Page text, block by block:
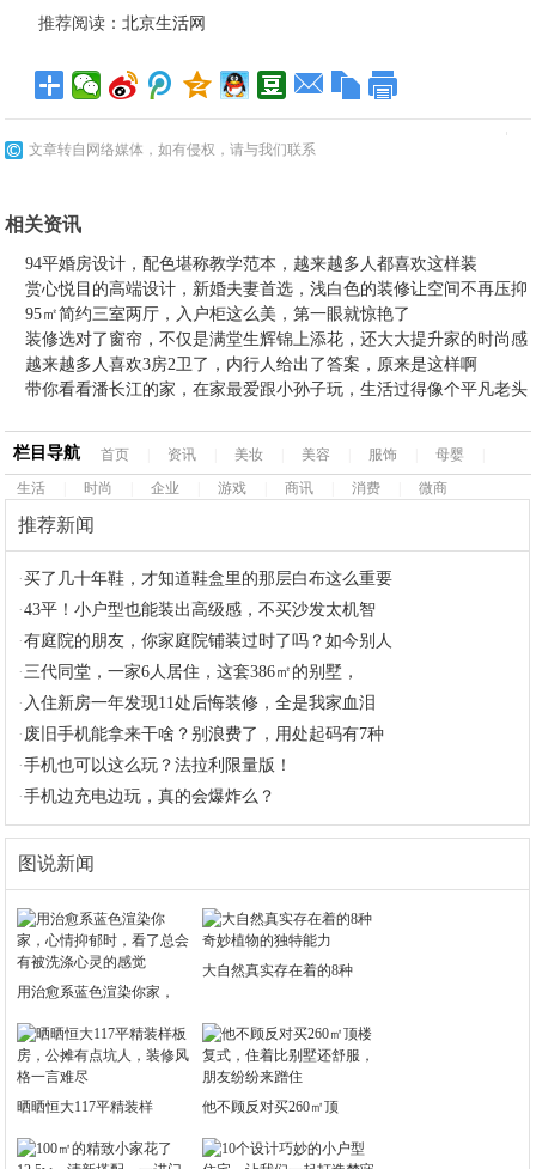
推荐阅读：北京生活网
文章转自网络媒体，如有侵权，请与我们联系
相关资讯
94平婚房设计，配色堪称教学范本，越来越多人都喜欢这样装
赏心悦目的高端设计，新婚夫妻首选，浅白色的装修让空间不再压抑
95㎡简约三室两厅，入户柜这么美，第一眼就惊艳了
装修选对了窗帘，不仅是满堂生辉锦上添花，还大大提升家的时尚感
越来越多人喜欢3房2卫了，内行人给出了答案，原来是这样啊
带你看看潘长江的家，在家最爱跟小孙子玩，生活过得像个平凡老头
栏目导航 首页 资讯 美妆 美容 服饰 母婴
生活
时尚 企业 游戏 商讯 消费 微商
推荐新闻
·买了几十年鞋，才知道鞋盒里的那层白布这么重要
·43平！小户型也能装出高级感，不买沙发太机智
·有庭院的朋友，你家庭院铺装过时了吗？如今别人
·三代同堂，一家6人居住，这套386㎡的别墅，
· 入住新房一年发现11处后悔装修，全是我家血泪
· 废旧手机能拿来干啥？别浪费了，用处起码有7种
·手机也可以这么玩？法拉利限量版！
·手机边充电边玩，真的会爆炸么？
图说新闻
用治愈系蓝色渲染你家，
大自然真实存在着的8种
晒晒恒大117平精装样 他不顾反对买260㎡顶